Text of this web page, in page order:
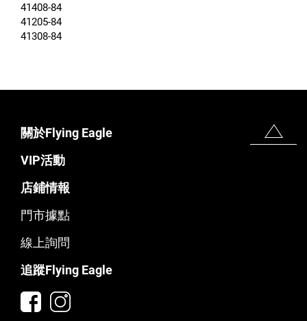
41408-84
41205-84
41308-84
關於Flying Eagle
VIP活動
店鋪情報
門市據點
線上詢問
追蹤Flying Eagle